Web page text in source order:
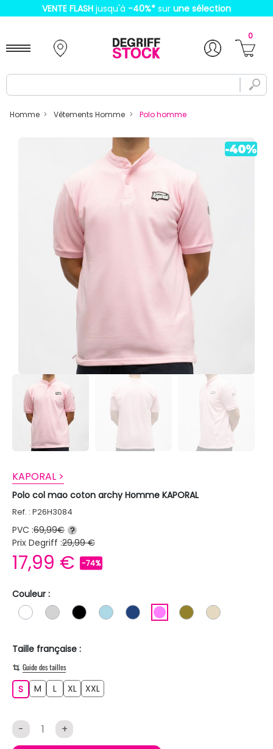
VENTE FLASH jusqu'à -40%* sur une sélection
0
Homme Vêtements Homme Polo homme
KAPORAL >
Polo col mao coton archy Homme KAPORAL
Ref. : P26H3084
PVC :69,99€ ?
Prix Degriff :29,99 €
17,99 € -74%
Couleur :
BLANCGRIS CLAIR
NOIR BLEU CLAIRBLEU FONCE
ROSE KAKI BEIGE
Taille française :
Guide des tailles
SS M L XL XXL
- +